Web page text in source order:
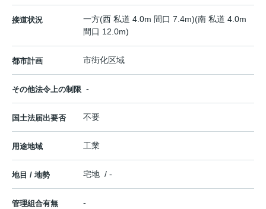
接道状況
一方(西 私道 4.0m 間口 7.4m)(南 私道 4.0m
間口 12.0m)
都市計画 市街化区域
その他法令上の制限 -
国土法届出要否 不要
用途地域 工業
地目 / 地勢 宅地 / -
管理組合有無 -